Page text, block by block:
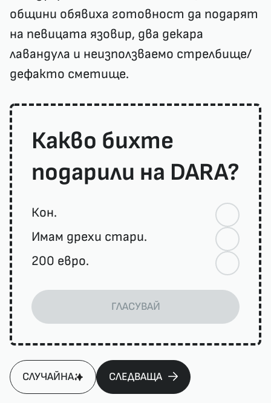
общини обявиха готовност да подарят
на певицата язовир, два декара
лавандула и неизползваемо стрелбище/
дефакто сметище.
Какво бихте
подарили на DARA?
Кон.
Имам дрехи стари.
200 евро.
ГЛАСУВАЙ
СЛУЧАЙНА СЛЕДВАЩА